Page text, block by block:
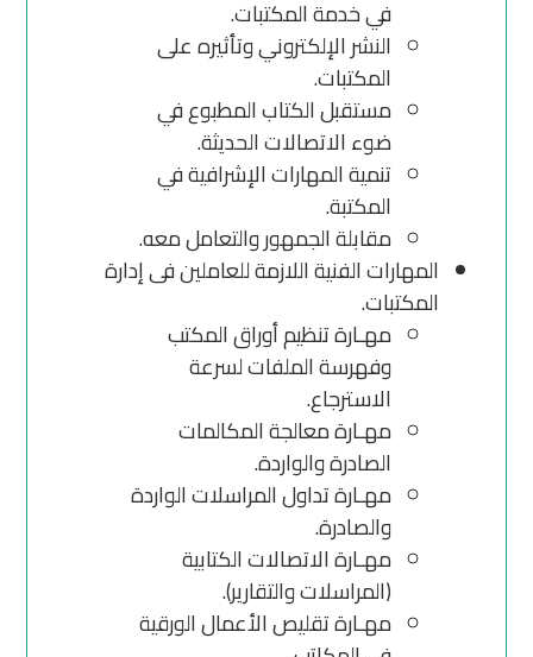
في خدمة المكتبات.
النشر الإلكتروني وتأثيره على
المكتبات.
مستقبل الكتاب المطبوع في
ضوء الاتصالات الحديثة.
تنمية المهارات الإشرافية في
المكتبة.
مقابلة الجمهور والتعامل معه.
المهارات الفنية اللازمة للعاملين فى إدارة
المكتبات.
مهـارة تنظيم أوراق المكتب
وفهرسة الملفات لسرعة
الاسترجاع.
مهـارة معالجة المكالمات
الصادرة والواردة.
مهـارة تداول المراسلات الواردة
والصادرة.
مهـارة الاتصالات الكتابية
(المراسلات والتقارير).
مهـارة تقليص الأعمال الورقية